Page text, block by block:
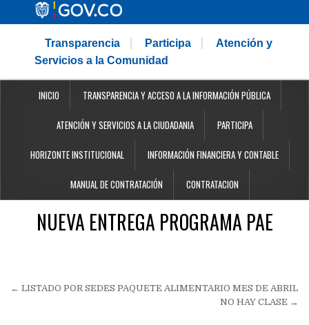
Transparencia Participa
Atención y
Servicios a la Comunidad
INICIO TRANSPARENCIA Y ACCESO A LA INFORMACIÓN PÚBLICA
ATENCIÓN Y SERVICIOS A LA CIUDADANIA PARTICIPA
HORIZONTE INSTITUCIONAL INFORMACIÓN FINANCIERA Y CONTABLE
MANUAL DE CONTRATACIÓN CONTRATACION
NUEVA ENTREGA PROGRAMA PAE
Navegación
← LISTADO POR SEDES PAQUETE ALIMENTARIO MES DE ABRIL
NO HAY CLASE →